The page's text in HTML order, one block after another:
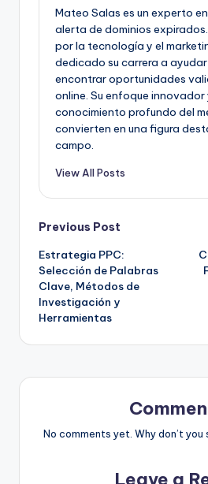
Mateo Salas es un experto
alerta de dominios
por la tecnología y el
dedicado su carrera a
encontrar oportunidades
online. Su enfoque innovador
conocimiento profundo del
convierten en una figura
campo.
View All Posts
Post
navigation
Previous Post
Estrategia PPC:
Selección de Palabras
Clave, Métodos de
Investigación y
Herramientas
No comments yet. Why don’t
Leave a